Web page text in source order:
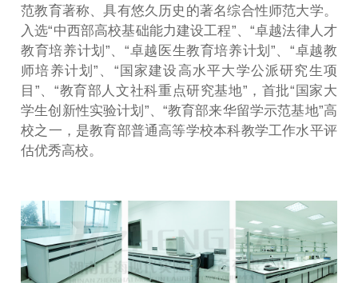
范教育著称、具有悠久历史的著名综合性师范大学。
入选“中西部高校基础能力建设工程”、“卓越法律人才
教育培养计划”、“卓越医生教育培养计划”、“卓越教
师培养计划”、“国家建设高水平大学公派研究生项
目”、“教育部人文社科重点研究基地”，首批“国家大
学生创新性实验计划”、“教育部来华留学示范基地”高
校之一，是教育部普通高等学校本科教学工作水平评
估优秀高校。